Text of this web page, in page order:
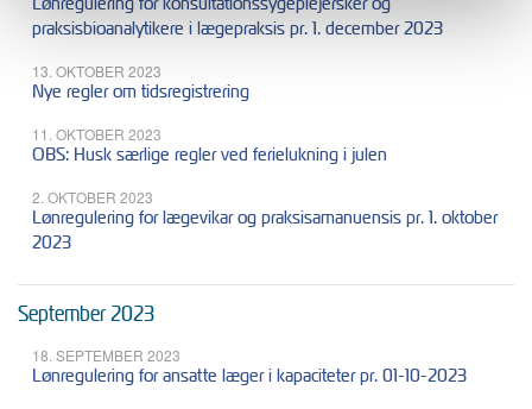
praksisbioanalytikere i lægepraksis pr. 1. december 2023
13. OKTOBER 2023
Nye regler om tidsregistrering
11. OKTOBER 2023
OBS: Husk særlige regler ved ferielukning i julen
2. OKTOBER 2023
Lønregulering for lægevikar og praksisamanuensis pr. 1. oktober
2023
September 2023
18. SEPTEMBER 2023
Lønregulering for ansatte læger i kapaciteter pr. 01-10-2023